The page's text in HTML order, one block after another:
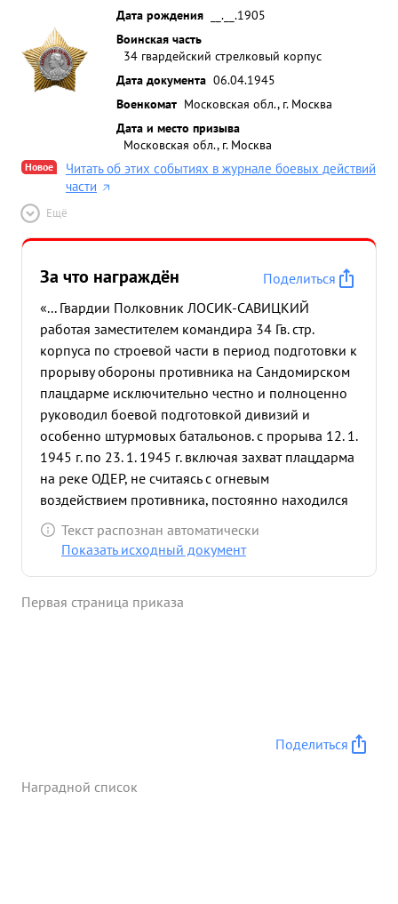
Дата рождения
__.__.1905
Воинская часть
34 гвардейский стрелковый корпус
Дата документа 06.04.1945
Военкомат Московская обл., г. Москва
Дата и место призыва
Московская обл., г. Москва
Новое
Читать об этих событиях в журнале боевых действий
части
Ещё
За что награждён
Поделиться
«... Гвардии Полковник ЛОСИК-САВИЦКИЙ
работая заместителем командира 34 Гв. стр.
корпуса по строевой части в период подготовки к
прорыву обороны противника на Сандомирском
плацдарме исключительно честно и полноценно
руководил боевой подготовкой дивизий и
особенно штурмовых батальонов. с прорыва 12. 1.
1945 г. по 23. 1. 1945 г. включая захват плацдарма
на реке ОДЕР, не считаясь с огневым
воздействием противника, постоянно находился
на ПНП, на наиболее ответственных
направлениях, координируя действия частей.
войск, бывая зачастую в боевых порядках
Текст распознан автоматически
Показать исходный документ
Первая страница приказа
Поделиться
Наградной список